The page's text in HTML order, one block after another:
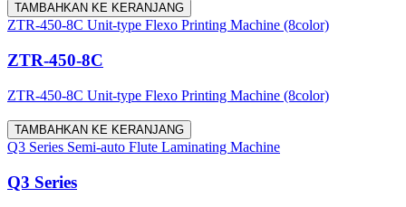
TAMBAHKAN KE KERANJANG
ZTR-450-8C Unit-type Flexo Printing Machine (8color)
ZTR-450-8C
ZTR-450-8C Unit-type Flexo Printing Machine (8color)
TAMBAHKAN KE KERANJANG
Q3 Series Semi-auto Flute Laminating Machine
Q3 Series